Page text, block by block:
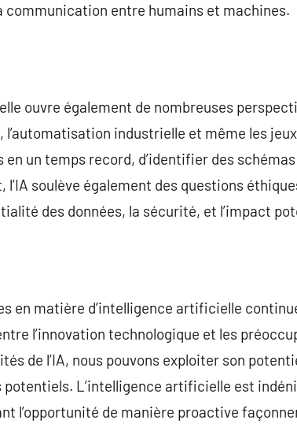
communication entre humains et machines.
ouvre également de nombreuses
industrielle et même les
en un temps record, d’identifier des
l’IA soulève également des questions
des données, la sécurité, et l’impact
en matière d’intelligence artificielle
l’innovation technologique et les
de l’IA, nous pouvons exploiter son
L’intelligence artificielle est
l’opportunité de manière proactive